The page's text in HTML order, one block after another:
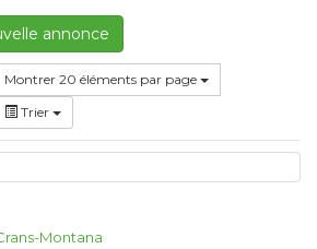
annonce
Montrer 20 éléments par page
Trier
Montana